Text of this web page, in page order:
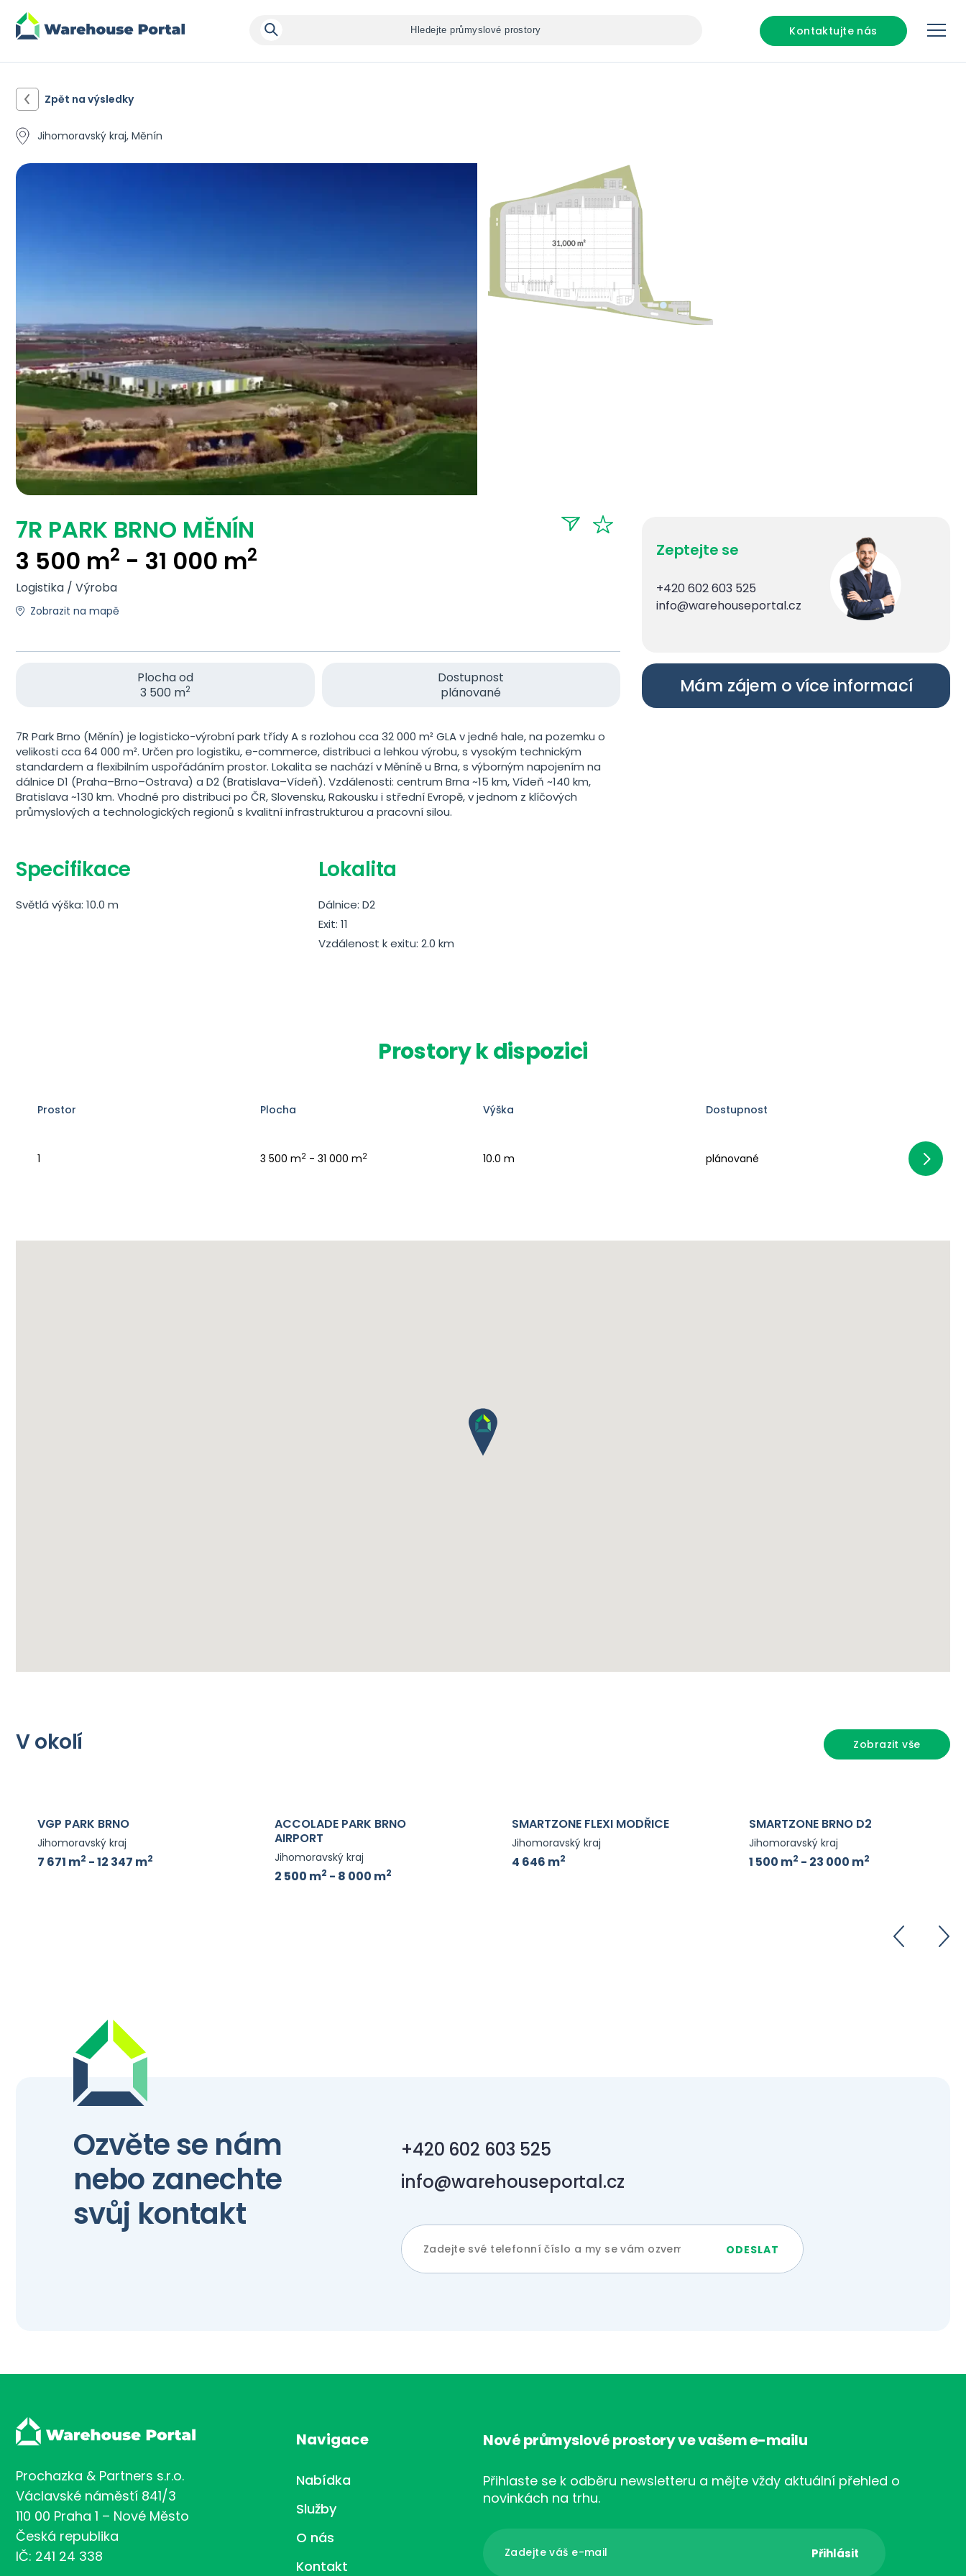
Kontaktujte nás
Zpět na výsledky
Jihomoravský kraj, Měnín
7R PARK BRNO MĚNÍN
3 500 m2 - 31 000 m2
Logistika / Výroba
Zobrazit na mapě
Plocha od
3 500 m2
Dostupnost
plánované
7R Park Brno (Měnín) je logisticko-výrobní park třídy A s rozlohou cca 32 000 m² GLA v jedné hale, na pozemku o
velikosti cca 64 000 m². Určen pro logistiku, e-commerce, distribuci a lehkou výrobu, s vysokým technickým
standardem a flexibilním uspořádáním prostor. Lokalita se nachází v Měníně u Brna, s výborným napojením na
dálnice D1 (Praha–Brno–Ostrava) a D2 (Bratislava–Vídeň). Vzdálenosti: centrum Brna ~15 km, Vídeň ~140 km,
Bratislava ~130 km. Vhodné pro distribuci po ČR, Slovensku, Rakousku i střední Evropě, v jednom z klíčových
průmyslových a technologických regionů s kvalitní infrastrukturou a pracovní silou.
Specifikace
Světlá výška: 10.0 m
Lokalita
Dálnice: D2
Exit: 11
Vzdálenost k exitu: 2.0 km
Zeptejte se
+420 602 603 525
info@warehouseportal.cz
Mám zájem o více informací
Prostory k dispozici
Prostor Plocha Výška Dostupnost
1 3 500 m2 - 31 000 m2 10.0 m plánované
V okolí Zobrazit vše
VGP PARK BRNO
Jihomoravský kraj
7 671 m2 - 12 347 m2
ACCOLADE PARK BRNO
AIRPORT
Jihomoravský kraj
2 500 m2 - 8 000 m2
SMARTZONE FLEXI MODŘICE
Jihomoravský kraj
4 646 m2
SMARTZONE BRNO D2
Jihomoravský kraj
1 500 m2 - 23 000 m2
Ozvěte se nám
nebo zanechte
svůj kontakt
+420 602 603 525
info@warehouseportal.cz
Prochazka & Partners s.r.o.
Václavské náměstí 841/3
110 00 Praha 1 – Nové Město
Česká republika
IČ: 241 24 338
Navigace
Nabídka
Služby
O nás
Kontakt
Nové průmyslové prostory ve vašem e-mailu
Přihlaste se k odběru newsletteru a mějte vždy aktuální přehled o
novinkách na trhu.